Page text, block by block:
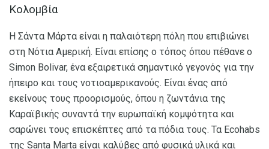
Κολομβία
Η Σάντα Μάρτα είναι η παλαιότερη πόλη που επιβιώνει
στη Νότια Αμερική. Είναι επίσης ο τόπος όπου πέθανε ο
Simon Bolivar, ένα εξαιρετικά σημαντικό γεγονός για την
ήπειρο και τους νοτιοαμερικανούς. Είναι ένας από
εκείνους τους προορισμούς, όπου η ζωντάνια της
Καραϊβικής συναντά την ευρωπαϊκή κομψότητα και
σαρώνει τους επισκέπτες από τα πόδια τους. Τα Ecohabs
της Santa Marta είναι καλύβες από φυσικά υλικά και